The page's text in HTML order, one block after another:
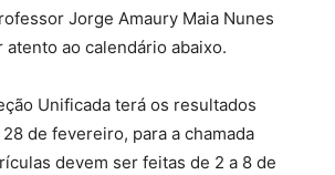
Jorge Amaury Maia Nunes
atento ao calendário abaixo.
Unificada terá os resultados
de fevereiro, para a chamada
devem ser feitas de 2 a 8 de